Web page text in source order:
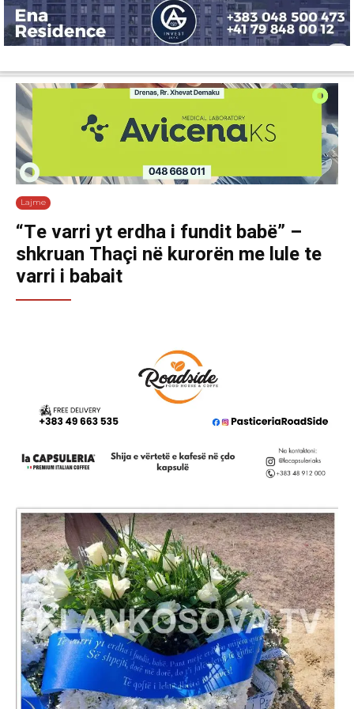
Lajme
“Te varri yt erdha i fundit babë” –
shkruan Thaçi në kurorën me lule te
varri i babait